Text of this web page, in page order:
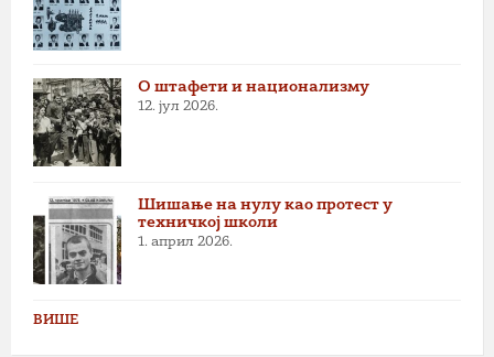
О штафети и национализму
12. јул 2026.
Шишање на нулу као протест у
техничкој школи
1. април 2026.
ВИШЕ